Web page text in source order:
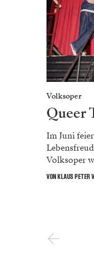
Volksoper
Queer
Im Juni
Volksoper
VON KLAUS PETER